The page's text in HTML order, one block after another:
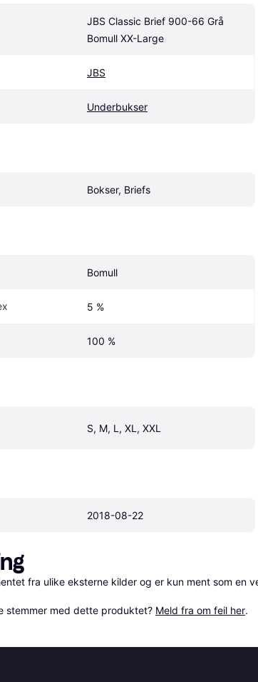
JBS Classic Brief 900-66 Grå
Bomull XX-Large
JBS
Underbukser
Bokser, Briefs
Bomull
5 %
100 %
S, M, L, XL, XXL
2018-08-22
fra ulike eksterne kilder og er kun ment som en
stemmer med dette produktet? Meld fra om feil her.